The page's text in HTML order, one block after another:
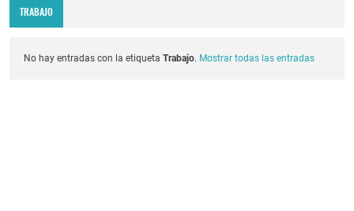
TRABAJO
No hay entradas con la etiqueta Trabajo. Mostrar todas las entradas